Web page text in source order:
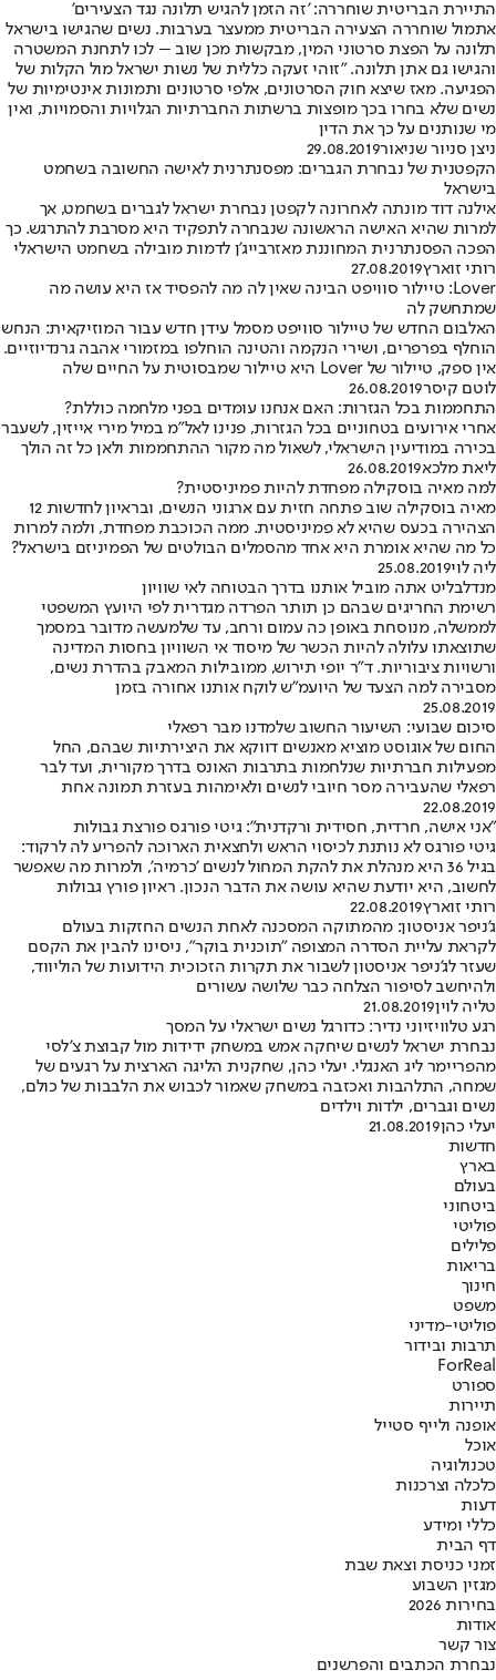
התיירת הבריטית שוחררה: 'זה הזמן להגיש תלונה נגד הצעירים'
אתמול שוחררה הצעירה הבריטית ממעצר בערבות. נשים שהגישו בישראל
תלונה על הפצת סרטוני המין, מבקשות מכן שוב – לכו לתחנת המשטרה
והגישו גם אתן תלונה. "זוהי זעקה כללית של נשות ישראל מול הקלות של
הפגיעה. מאז שיצא חוק הסרטונים, אלפי סרטונים ותמונות אינטימיות של
נשים שלא בחרו בכך מופצות ברשתות החברתיות הגלויות והסמויות, ואין
מי שנותנים על כך את הדין
ניצן סניור שניאור29.08.2019
הקפטנית של נבחרת הגברים: מפסנתרנית לאישה החשובה בשחמט
בישראל
אילנה דוד מונתה לאחרונה לקפטן נבחרת ישראל לגברים בשחמט, אך
למרות שהיא האישה הראשונה שנבחרה לתפקיד היא מסרבת להתרגש. כך
הפכה הפסנתרנית המחוננת מאזרבייג'ן לדמות מובילה בשחמט הישראלי
רותי זוארץ27.08.2019
Lover: טיילור סוויפט הבינה שאין לה מה להפסיד אז היא עושה מה
שמתחשק לה
האלבום החדש של טיילור סוויפט מסמל עידן חדש עבור המוזיקאית: הנחש
הוחלף בפרפרים, ושירי הנקמה והטינה הוחלפו במזמורי אהבה גרנדיוזיים.
אין ספק, טיילור של Lover היא טיילור שמבסוטית על החיים שלה
לוטם קיסר26.08.2019
התחממות בכל הגזרות: האם אנחנו עומדים בפני מלחמה כוללת?
אחרי אירועים בטחוניים בכל הגזרות, פנינו לאל"מ במיל מירי אייזין, לשעבר
בכירה במודיעין הישראלי, לשאול מה מקור ההתחממות ולאן כל זה הולך
ליאת מלכא26.08.2019
למה מאיה בוסקילה מפחדת להיות פמיניסטית?
מאיה בוסקילה שוב פתחה חזית עם ארגוני הנשים, ובראיון לחדשות 12
הצהירה בכעס שהיא לא פמיניסטית. ממה הכוכבת מפחדת, ולמה למרות
כל מה שהיא אומרת היא אחד מהסמלים הבולטים של הפמיניזם בישראל?
ליה לוי25.08.2019
מנדלבליט אתה מוביל אותנו בדרך הבטוחה לאי שוויון
רשימת החריגים שבהם כן תותר הפרדה מגדרית לפי היועץ המשפטי
לממשלה, מנוסחת באופן כה עמום ורחב, עד שלמעשה מדובר במסמך
שתוצאתו עלולה להיות הכשר של מיסוד אי השוויון בחסות המדינה
ורשויות ציבוריות. ד"ר יופי תירוש, ממובילות המאבק בהדרת נשים,
מסבירה למה הצעד של היועמ"ש לוקח אותנו אחורה בזמן
25.08.2019
סיכום שבועי: השיעור החשוב שלמדנו מבר רפאלי
החום של אוגוסט מוציא מאנשים דווקא את היצירתיות שבהם, החל
מפעילות חברתיות שנלחמות בתרבות האונס בדרך מקורית, ועד לבר
רפאלי שהעבירה מסר חיובי לנשים ולאימהות בעזרת תמונה אחת
22.08.2019
"אני אישה, חרדית, חסידית ורקדנית": גיטי פורגס פורצת גבולות
גיטי פורגס לא נותנת לכיסוי הראש ולחצאית הארוכה להפריע לה לרקוד:
בגיל 36 היא מנהלת את להקת המחול לנשים 'כרמיה', ולמרות מה שאפשר
לחשוב, היא יודעת שהיא עושה את הדבר הנכון. ראיון פורץ גבולות
רותי זוארץ22.08.2019
ג'ניפר אניסטון: מהמתוקה המסכנה לאחת הנשים החזקות בעולם
לקראת עליית הסדרה המצופה "תוכנית בוקר", ניסינו להבין את הקסם
שעזר לג'ניפר אניסטון לשבור את תקרות הזכוכית הידועות של הוליווד,
ולהיחשב לסיפור הצלחה כבר שלושה עשורים
טליה לוין21.08.2019
רגע טלוויזיוני נדיר: כדורגל נשים ישראלי על המסך
נבחרת ישראל לנשים שיחקה אמש במשחק ידידות מול קבוצת צ'לסי
מהפריימר ליג האנגלי. יעלי כהן, שחקנית הליגה הארצית על רגעים של
שמחה, התלהבות ואכזבה במשחק שאמור לכבוש את הלבבות של כולם,
נשים וגברים, ילדות וילדים
יעלי כהן21.08.2019
חדשות
בארץ
בעולם
ביטחוני
פוליטי
פלילים
בריאות
חינוך
משפט
פוליטי-מדיני
תרבות ובידור
ForReal
ספורט
תיירות
אופנה ולייף סטייל
אוכל
טכנולוגיה
כלכלה וצרכנות
דעות
כללי ומידע
דף הבית
זמני כניסת וצאת שבת
מגזין השבוע
בחירות 2026
אודות
צור קשר
נבחרת הכתבים והפרשנים